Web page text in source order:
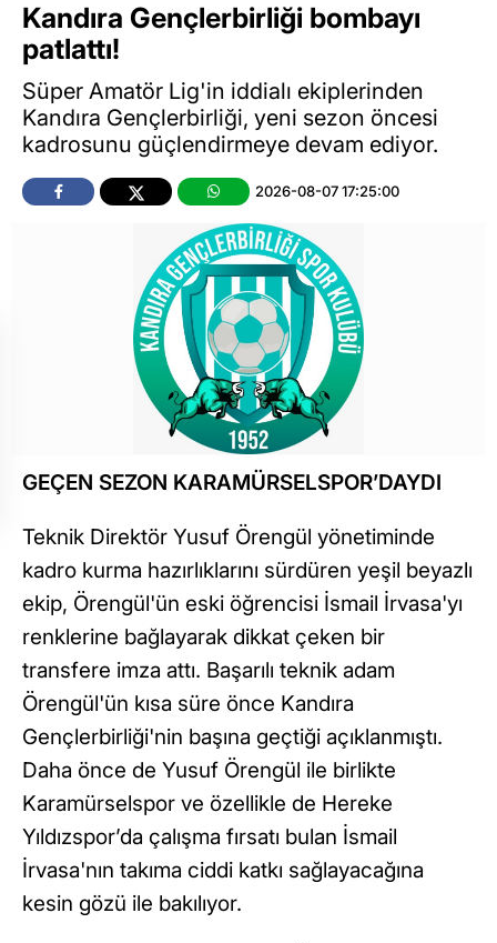
Kandıra Gençlerbirliği bombayı
patlattı!
Süper Amatör Lig'in iddialı ekiplerinden
Kandıra Gençlerbirliği, yeni sezon öncesi
kadrosunu güçlendirmeye devam ediyor.
2026-08-07 17:25:00
GEÇEN SEZON KARAMÜRSELSPOR’DAYDI
Teknik Direktör Yusuf Örengül yönetiminde
kadro kurma hazırlıklarını sürdüren yeşil beyazlı
ekip, Örengül'ün eski öğrencisi İsmail İrvasa'yı
renklerine bağlayarak dikkat çeken bir
transfere imza attı. Başarılı teknik adam
Örengül'ün kısa süre önce Kandıra
Gençlerbirliği'nin başına geçtiği açıklanmıştı.
Daha önce de Yusuf Örengül ile birlikte
Karamürselspor ve özellikle de Hereke
Yıldızspor’da çalışma fırsatı bulan İsmail
İrvasa'nın takıma ciddi katkı sağlayacağına
kesin gözü ile bakılıyor.